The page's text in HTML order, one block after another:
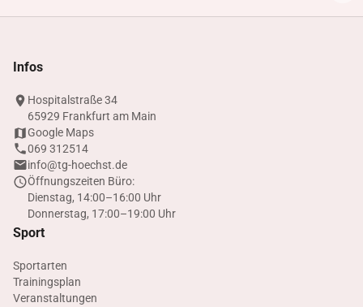
Infos
Hospitalstraße 34
65929 Frankfurt am Main
Google Maps
069 312514
info@tg-hoechst.de
Öffnungszeiten Büro:
Dienstag, 14:00–16:00 Uhr
Donnerstag, 17:00–19:00 Uhr
Sport
Sportarten
Trainingsplan
Veranstaltungen